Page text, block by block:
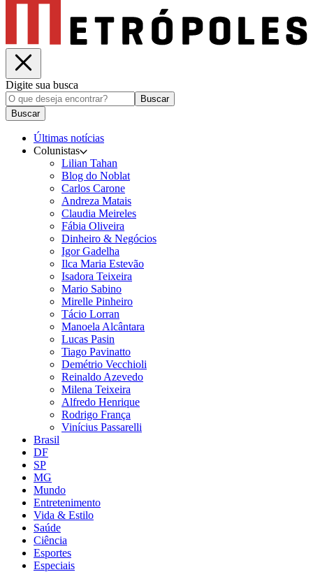
Digite sua busca
Buscar
Buscar
Últimas notícias
Colunistas
Lilian Tahan
Blog do Noblat
Carlos Carone
Andreza Matais
Claudia Meireles
Fábia Oliveira
Dinheiro & Negócios
Igor Gadelha
Ilca Maria Estevão
Isadora Teixeira
Mario Sabino
Mirelle Pinheiro
Tácio Lorran
Manoela Alcântara
Lucas Pasin
Tiago Pavinatto
Demétrio Vecchioli
Reinaldo Azevedo
Milena Teixeira
Alfredo Henrique
Rodrigo França
Vinícius Passarelli
Brasil
DF
SP
MG
Mundo
Entretenimento
Vida & Estilo
Saúde
Ciência
Esportes
Especiais